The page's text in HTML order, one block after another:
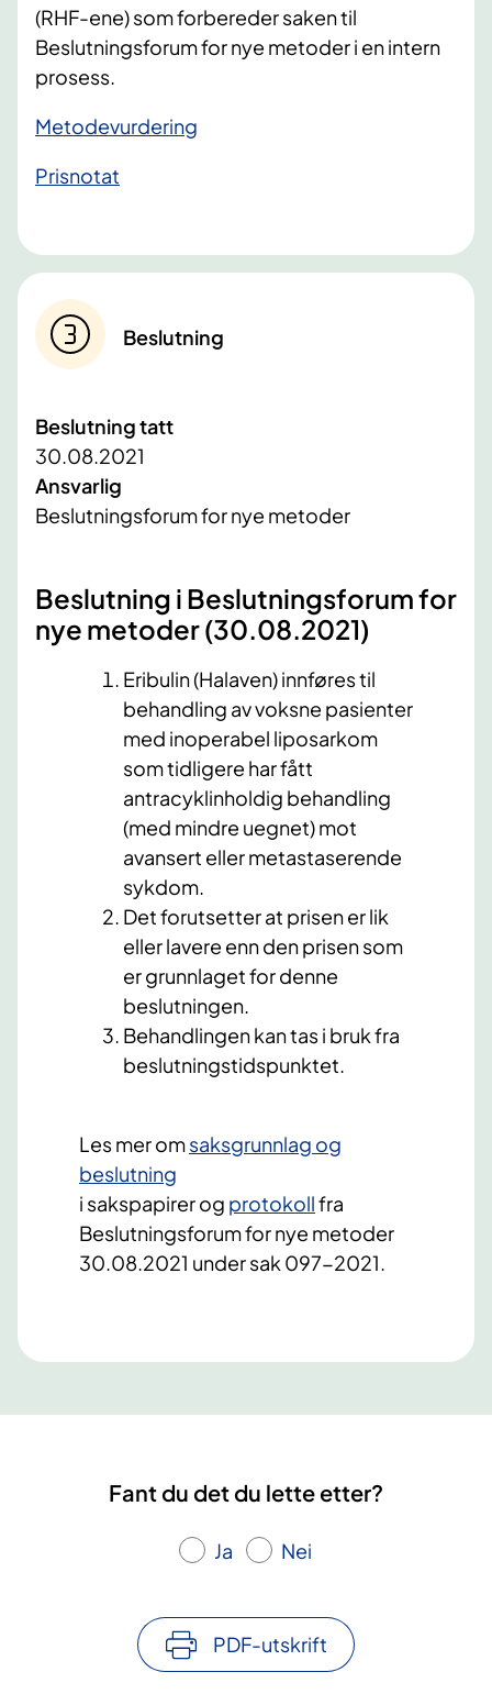
(RHF-ene) som forbereder saken til
Beslutningsforum for nye metoder i en intern
prosess.
Metodevurdering
Prisnotat
Beslutning
Beslutning tatt
30.08.2021
Ansvarlig
Beslutningsforum for nye metoder
Beslutning i Beslutningsforum for
nye metoder (30.08.2021)
Eribulin (Halaven) innføres til
behandling av voksne pasienter
med inoperabel liposarkom
som tidligere har fått
antracyklinholdig behandling
(med mindre uegnet) mot
avansert eller metastaserende
sykdom.
Det forutsetter at prisen er lik
eller lavere enn den prisen som
er grunnlaget for denne
beslutningen.
Behandlingen kan tas i bruk fra
beslutningstidspunktet.
Les mer omsaksgrunnlag og
beslutning​
i sakspapirerog protokollfra
Beslutningsforum for nye metoder
30.08.2021 under sak 097-2021.
Fant du det du lette etter?
Ja Nei
PDF-utskrift